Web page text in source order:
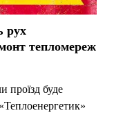
рух
тепломереж
проїзд буде